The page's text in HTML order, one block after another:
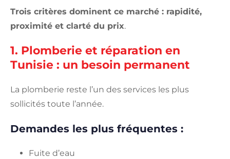
Trois critères dominent ce marché : rapidité,
proximité et clarté du prix.
1. Plomberie et réparation en
Tunisie : un besoin permanent
La plomberie reste l’un des services les plus
sollicités toute l’année.
Demandes les plus fréquentes :
Fuite d’eau